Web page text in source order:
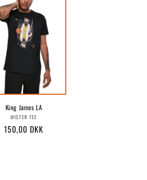
King James LA
Forhandler:
MISTER TEE
Normalpris
150,00 DKK